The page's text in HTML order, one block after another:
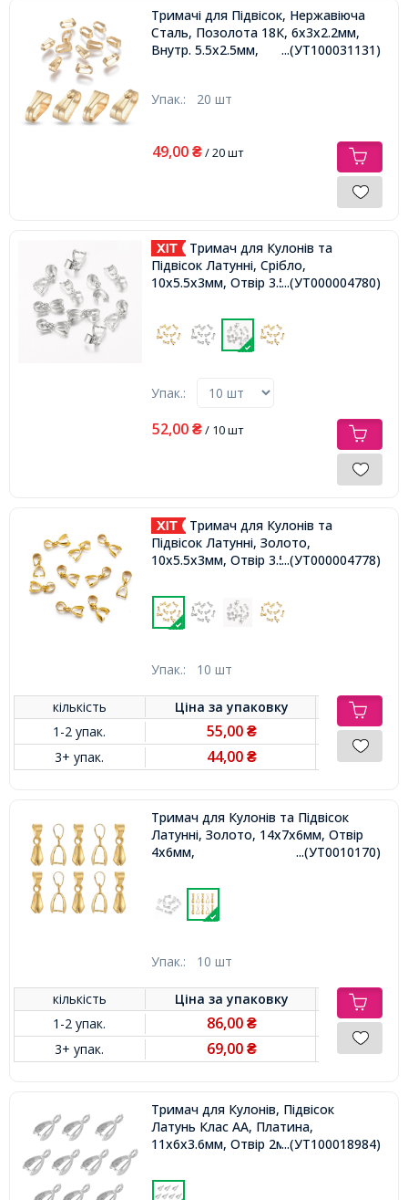
Тримачі для Підвісок, Нержавіюча
Сталь, Позолота 18К, 6x3x2.2мм,
Внутр. 5.5x2.5мм,
...(УТ100031131)
Упак.: 20 шт
49,00 ₴/ 20 шт
Тримач для Кулонів та
Підвісок Латунні, Срібло,
10x5.5x3мм, Отвір 3.5мм,...(УТ000004780)
Упак.:
52,00 ₴/ 10 шт
Тримач для Кулонів та
Підвісок Латунні, Золото,
10x5.5x3мм, Отвір 3.5мм,...(УТ000004778)
Упак.: 10 шт
кількість Ціна заупаковку
1-2 упак.
55,00₴
3+ упак. 44,00₴
Тримач для Кулонів та Підвісок
Латунні, Золото, 14x7х6мм, Отвір
4х6мм,
...(УТ0010170)
Упак.: 10 шт
кількість Ціна заупаковку
1-2 упак.
86,00₴
3+ упак. 69,00₴
Тримач для Кулонів, Підвісок
Латунь Клас АА, Платина,
11x6x3.6мм, Отвір 2мм, Пін 1мм,
...(УТ100018984)